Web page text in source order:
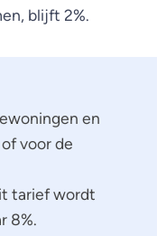
blijft 2%.
en
voor de
tarief wordt
8%.